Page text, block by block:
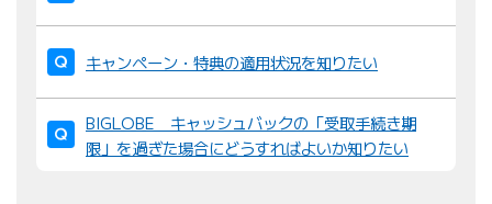
キャンペーン・特典の適用状況を知りたい
BIGLOBE キャッシュバックの「受取手続き期
限」を過ぎた場合にどうすればよいか知りたい